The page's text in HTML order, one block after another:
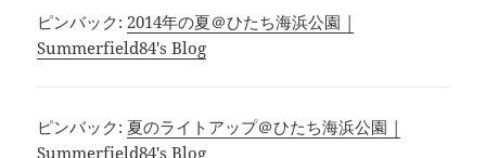
ピンバック:2014年の夏＠ひたち海浜公園 |
Summerfield84's Blog
ピンバック: 夏のライトアップ＠ひたち海浜公園 |
Summerfield84's Blog